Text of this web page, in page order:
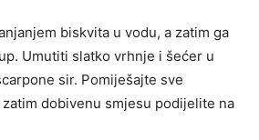
biskvita u vodu, a zatim ga
Umutiti slatko vrhnje i šećer u
sir. Pomiješajte sve
dobivenu smjesu podijelite na